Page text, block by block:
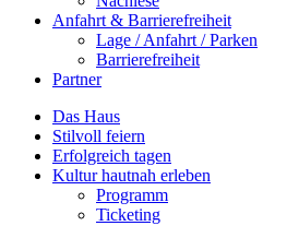
Anfahrt & Barrierefreiheit
Lage / Anfahrt / Parken
Barrierefreiheit
Partner
Das Haus
Stilvoll feiern
Erfolgreich tagen
Kultur hautnah erleben
Programm
Ticketing